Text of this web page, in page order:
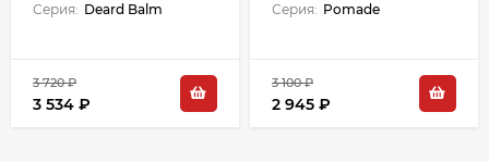
Серия: Deard Balm
3 720 ₽
3 534 ₽
Серия: Pomade
3 100 ₽
2 945 ₽